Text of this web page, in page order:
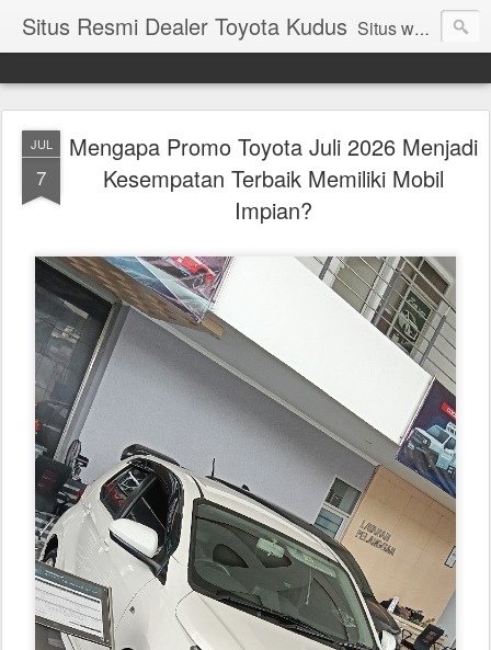
Situs Resmi Dealer Toyota Kudus Situs web Resmi Dealer Toyota Kudus, Toyota Pati,Toyota Demak, Toyota Jepara, Toyota Purwodadi, Informasi,Spesifikasi,Daftar Harga Terbaru Mobil Toyota, Agya, Calya, Avanza, Innova, Nav1, Sienta, Yaris, Etios, Rush, Fortuner, Land Cruiser, Altis,Vios, Camry, Alphard, Velfire, Hilux, Hiace, Dyna, FT86, Promo dan Event Toyota, Paket DP Angsuran bunga Ringan, kudus, sedan, mpv, suv, mobil toyota termurah
JUL
7
Mengapa Promo Toyota Juli 2026 Menjadi
Kesempatan Terbaik Memiliki Mobil
Impian?